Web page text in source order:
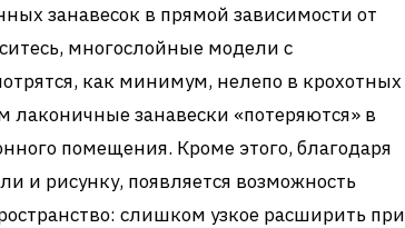
занавесок в прямой зависимости от
многослойные модели с
как минимум, нелепо в крохотных
лаконичные занавески «потеряются» в
помещения. Кроме этого, благодаря
и рисунку, появляется возможность
слишком узкое расширить при